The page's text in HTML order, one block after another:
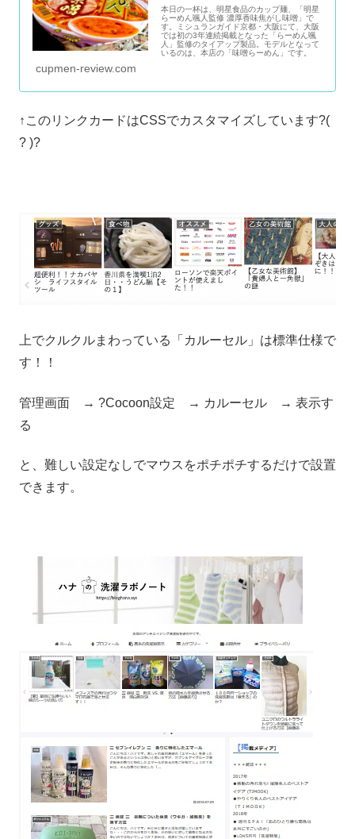
本日の一杯は、明星食品のカップ麺、「明星
らーめん颯人監修 濃厚香味焦がし味噌」で
す。ミシュランガイド京都・大阪にて、大阪
では初の3年連続掲載となった「らーめん颯
人」監修のタイアップ製品。モデルとなって
いるのは、本店の「味噌らーめん」です。
cupmen-review.com
↑このリンクカードはCSSでカスタマイズしています?(
? )?
上でクルクルまわっている「カルーセル」は標準仕様で
す！！
管理画面 → ?Cocoon設定 → カルーセル → 表示す
る
と、難しい設定なしでマウスをポチポチするだけで設置
できます。